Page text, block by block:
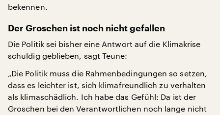
bekennen.
Der Groschen ist noch nicht gefallen
Die Politik sei bisher eine Antwort auf die Klimakrise
schuldig geblieben, sagt Teune:
„Die Politik muss die Rahmenbedingungen so setzen,
dass es leichter ist, sich klimafreundlich zu verhalten
als klimaschädlich. Ich habe das Gefühl: Da ist der
Groschen bei den Verantwortlichen noch lange nicht